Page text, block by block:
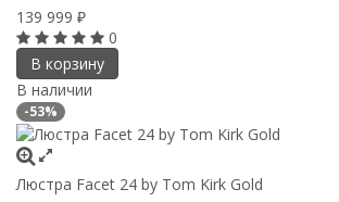
139 999 ₽
0
В корзину
В наличии
-53%
Люстра Facet 24 by Tom Kirk Gold